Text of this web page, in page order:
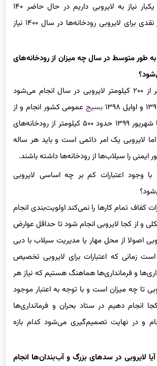
شود هر پنج سال یکبار نیاز به لایروبی داریم در حال حاضر ۱۴۰
میلیارد تومان اعتبار نقدی برای لایروبی رودخانه‌ها در سال ۱۴۰۰ نیاز
به طور متوسط در سال چه میزان از رودخانه‌های
تقریبا کمتر از ۲۰۰ کیلومتر لایروبی در سال انجام‌ می‌شود
بسیجعمومی کشور انجام و از
ابتدای سال ۱۳۹۸ تا شهریور ۱۳۹۹ حدود ۵۰۰ کیلومتر از رودخانه‌های
لایروبی یک امر دائمی است و باید هر ساله
ایمنی را سیلاب‌ها از رودخانه‌ها داشته باشند.
با وجود اعتبارات کم بر چه اساسی لایروبی
کفاف تمام کارها را نمی‌کند اولویت‌بندی انجام
و از کجا لایروبی انجام شود تا حداقل عوارض
اصولا از محل مهار یا مدیریت سیلاب با دبی
زمانی که اعتبارات برای لایروبی تخصیص
و فرمانداری‌ها هماهنگ هستیم که نیاز هر
تا چه میزان است و با توجه به اعتبار موجود
انجام دهیم در ستاد بحران و فرمانداری‌ها
و در نهایت تصمیم‌گیری می‌شود کدام بازه
آیا لایروبی در سدهای بزرگ و آب‌بندان‌ها انجام